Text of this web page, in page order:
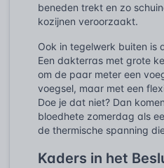
beneden trekt en zo
kozijnen veroorzaakt.
Ook in tegelwerk buiten is
Een dakterras met grote
om de paar meter een
voegsel, maar met een
Doe je dat niet? Dan
bloedhete zomerdag als
de thermische spanning
Kaders in het